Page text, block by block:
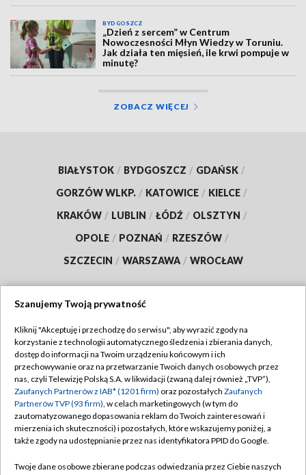
BYDGOSZCZ
„Dzień z sercem” w Centrum
Nowoczesności Młyn Wiedzy w Toruniu.
Jak działa ten mięsień, ile krwi pompuje w
minutę?
ZOBACZ WIĘCEJ
BIAŁYSTOK / BYDGOSZCZ / GDAŃSK /
GORZÓW WLKP. / KATOWICE / KIELCE /
KRAKÓW / LUBLIN / ŁÓDŹ / OLSZTYN /
OPOLE / POZNAŃ / RZESZÓW /
SZCZECIN / WARSZAWA / WROCŁAW
Dołącz do nas:
TVP
Abonament TVP
Emisja w TVP
Centrum informacji TVP
Naziemna Telewizja Cyfrowa
Sklep TVP
Regulamin TVP
Polityka prywatności
Moje zgody
Pomoc
Biuro reklamy
Szanujemy Twoją prywatność
Kliknij "Akceptuję i przechodzę do serwisu", aby wyrazić zgody na
korzystanie z technologii automatycznego śledzenia i zbierania danych,
dostęp do informacji na Twoim urządzeniu końcowym i ich
przechowywanie oraz na przetwarzanie Twoich danych osobowych przez
nas, czyli Telewizję Polską S.A. w likwidacji (zwaną dalej również „TVP”),
Zaufanych Partnerów z IAB* (1201 firm) oraz pozostałych Zaufanych
Partnerów TVP (93 firm), w celach marketingowych (w tym do
zautomatyzowanego dopasowania reklam do Twoich zainteresowań i
mierzenia ich skuteczności) i pozostałych, które wskazujemy poniżej, a
także zgody na udostępnianie przez nas identyfikatora PPID do Google.
Twoje dane osobowe zbierane podczas odwiedzania przez Ciebie naszych